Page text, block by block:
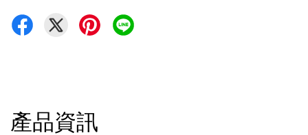
產品資訊